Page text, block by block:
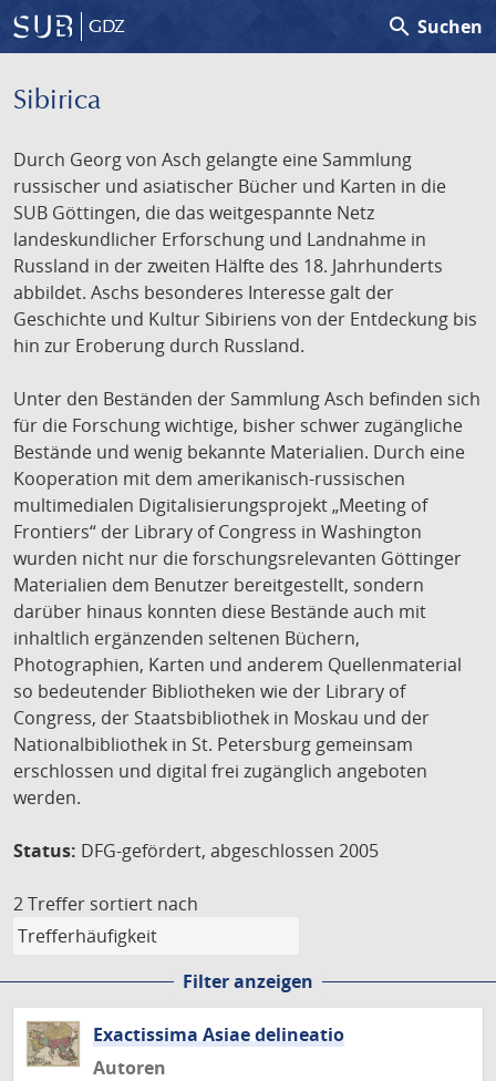
GDZ search Suchen
Sibirica
Durch Georg von Asch gelangte eine Sammlung
russischer und asiatischer Bücher und Karten in die
SUB Göttingen, die das weitgespannte Netz
landeskundlicher Erforschung und Landnahme in
Russland in der zweiten Hälfte des 18. Jahrhunderts
abbildet. Aschs besonderes Interesse galt der
Geschichte und Kultur Sibiriens von der Entdeckung bis
hin zur Eroberung durch Russland.
Unter den Beständen der Sammlung Asch befinden sich
für die Forschung wichtige, bisher schwer zugängliche
Bestände und wenig bekannte Materialien. Durch eine
Kooperation mit dem amerikanisch-russischen
multimedialen Digitalisierungsprojekt „Meeting of
Frontiers“ der Library of Congress in Washington
wurden nicht nur die forschungsrelevanten Göttinger
Materialien dem Benutzer bereitgestellt, sondern
darüber hinaus konnten diese Bestände auch mit
inhaltlich ergänzenden seltenen Büchern,
Photographien, Karten und anderem Quellenmaterial
so bedeutender Bibliotheken wie der Library of
Congress, der Staatsbibliothek in Moskau und der
Nationalbibliothek in St. Petersburg gemeinsam
erschlossen und digital frei zugänglich angeboten
werden.
Status: DFG-gefördert, abgeschlossen 2005
2 Treffer sortiert nach
Filter anzeigen
Exactissima Asiae delineatio
Autoren